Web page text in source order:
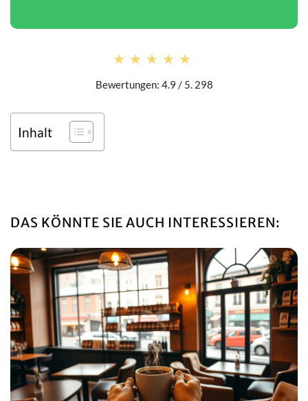
★★★★★
★★★★★
Bewertungen: 4.9 / 5. 298
Inhalt
DAS KÖNNTE SIE AUCH INTERESSIEREN: